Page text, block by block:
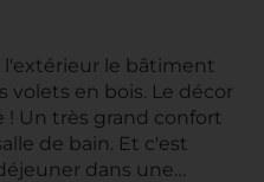
l'extérieur le bâtiment
volets en bois. Le décor
Un très grand confort
de bain. Et c'est
dans une